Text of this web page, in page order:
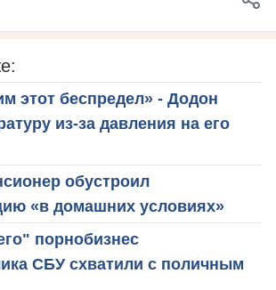
этот беспредел» - Додон
из-за давления на его
обустроил
«в домашних условиях»
порнобизнес
СБУ схватили с поличным